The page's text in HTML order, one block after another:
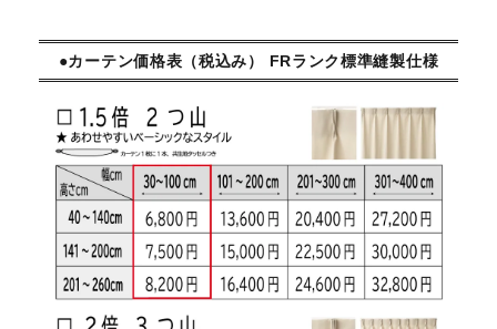
●カーテン価格表（税込み） FRランク標準縫製仕様